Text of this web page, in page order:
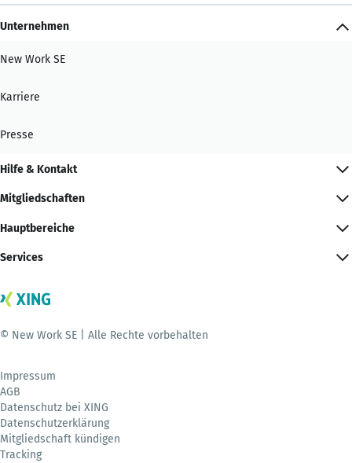
Unternehmen
New Work SE
Karriere
Presse
Hilfe & Kontakt
Mitgliedschaften
Hauptbereiche
Services
© New Work SE | Alle Rechte vorbehalten
Impressum
AGB
Datenschutz bei XING
Datenschutzerklärung
Mitgliedschaft kündigen
Tracking